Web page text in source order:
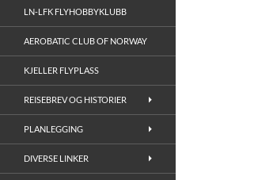
LN-LFK FLYHOBBYKLUBB
AEROBATIC CLUB OF NORWAY
KJELLER FLYPLASS
REISEBREV OG HISTORIER
PLANLEGGING
DIVERSE LINKER